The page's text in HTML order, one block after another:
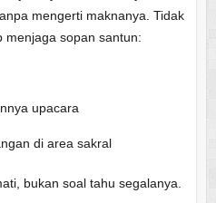
mengerti maknanya. Tidak
menjaga sopan santun:
upacara
di area sakral
bukan soal tahu segalanya.